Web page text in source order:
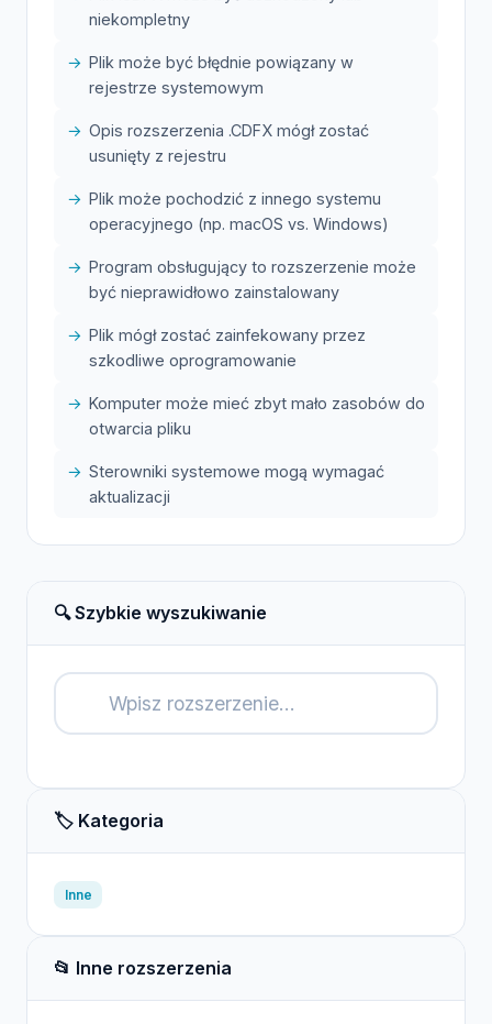
niekompletny
Plik może być błędnie powiązany w
rejestrze systemowym
Opis rozszerzenia .CDFX mógł zostać
usunięty z rejestru
Plik może pochodzić z innego systemu
operacyjnego (np. macOS vs. Windows)
Program obsługujący to rozszerzenie może
być nieprawidłowo zainstalowany
Plik mógł zostać zainfekowany przez
szkodliwe oprogramowanie
Komputer może mieć zbyt mało zasobów do
otwarcia pliku
Sterowniki systemowe mogą wymagać
aktualizacji
🔍 Szybkie wyszukiwanie
🏷️ Kategoria
Inne
📂 Inne rozszerzenia